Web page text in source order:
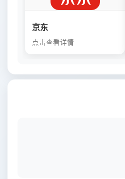
京东
点击查看详情